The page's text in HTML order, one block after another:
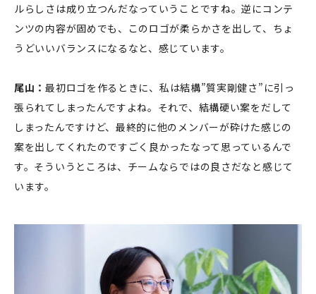
ルらしさは成り立つんだなっていうことですね。逆にコンテ
ンツの内容が固めでも、このロゴが柔らかさを出して、ちょ
うどいいバランスになるなと、感じています。
尾山：最初ロゴを作るときに、私は結構”質実剛健さ”に引っ
張られてしまったんですよね。それで、結構硬い案をだして
しまったんですけど、最終的に他のメンバーが砕けた感じの
案を出してくれたのですごく良かったなって思っているんで
す。そういうところは、チームならではの良さだなと感じて
います。